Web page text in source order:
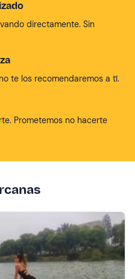
directamente. Sin
te los recomendaremos a tí.
Prometemos no hacerte